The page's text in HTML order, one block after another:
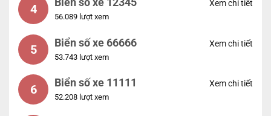
4 Biển số xe 12345
56.089 lượt xem
Xem chi tiết
5 Biển số xe 66666
53.743 lượt xem
Xem chi tiết
6 Biển số xe 11111
52.208 lượt xem
Xem chi tiết